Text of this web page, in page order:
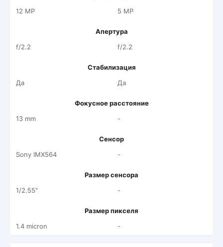
12 MP
5 MP
Апертура
f/2.2
f/2.2
Стабилизация
Да
Да
Фокусное расстояние
13 mm
-
Сенсор
Sony IMX564
-
Размер сенсора
1/2.55"
-
Размер пикселя
1.4 micron
-